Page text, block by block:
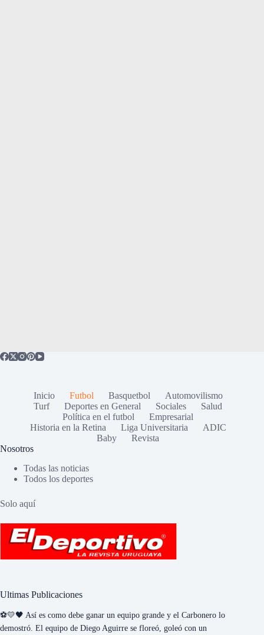
Inicio Futbol Basquetbol
Automovilismo
Turf
Deportes en General Sociales
Salud
Política en el futbol
Empresarial
Historia en la Retina
Liga Universitaria
ADIC
Baby
Revista
Nosotros
Todas las noticias
Todos los deportes
Solo aquí
Ultimas Publicaciones
⚽💛🖤 Así es como debe ganar un equipo grande y el Carbonero lo
demostró. El equipo de Diego Aguirre se floreó, goleó con un